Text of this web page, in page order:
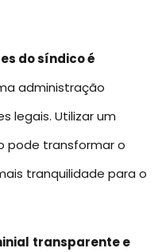
do síndicoé
administração
legais. Utilizar um
pode transformar o
tranquilidade para o
transparente e